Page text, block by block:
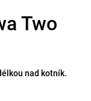
Two
nad kotník.